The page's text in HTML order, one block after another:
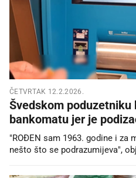
ČETVRTAK 12.2.2026.
Švedskom
bankomatu jer je
"ROĐEN sam 1963. godine i za
nešto što se podrazumijeva",